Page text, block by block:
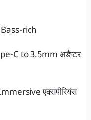
rich
C to 3.5mm अडैप्टर
एक्सपीरियंस